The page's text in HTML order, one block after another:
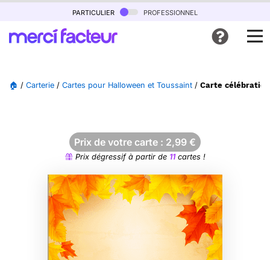
particulier professionnel
🏠 / Carterie / Cartes pour Halloween et Toussaint / Carte
Prix de votre carte : 2,99 €
Prix dégressif à partir de 11cartes !